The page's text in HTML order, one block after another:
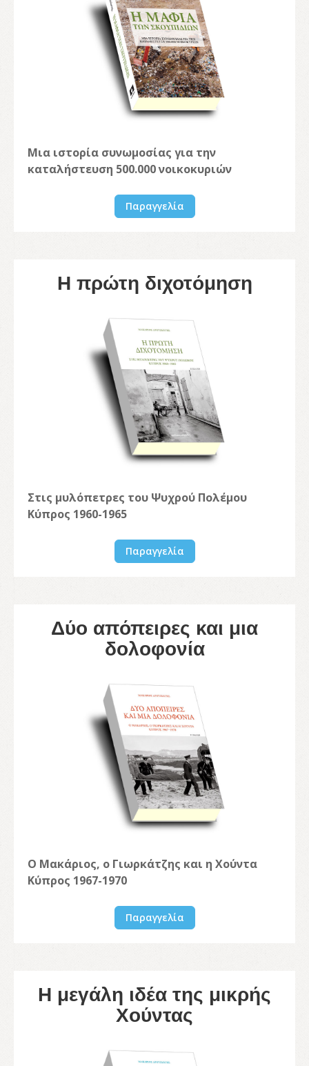
Μια ιστορία συνωμοσίας για την
καταλήστευση 500.000 νοικοκυριών
Παραγγελία
Η πρώτη διχοτόμηση
Στις μυλόπετρες του Ψυχρού Πολέμου
Κύπρος 1960-1965
Παραγγελία
Δύο απόπειρες και μια
δολοφονία
Ο Μακάριος, ο Γιωρκάτζης και η Χούντα
Κύπρος 1967-1970
Παραγγελία
Η μεγάλη ιδέα της μικρής
Χούντας